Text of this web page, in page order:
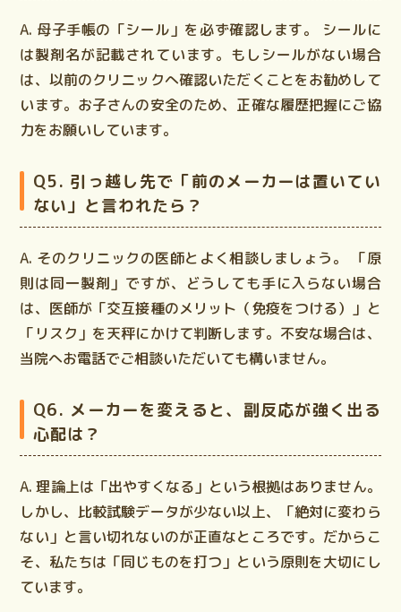
A. 母子手帳の「シール」を必ず確認します。
シールに
は製剤名が記載されています。もしシールがない場合
は、以前のクリニックへ確認いただくことをお勧めして
います。お子さんの安全のため、正確な履歴把握にご協
力をお願いしています。
Q5. 引っ越し先で「前のメーカーは置いてい
ない」と言われたら？
A. そのクリニックの医師とよく相談しましょう。
「原
則は同一製剤」ですが、どうしても手に入らない場合
は、医師が「交互接種のメリット（免疫をつける）」と
「リスク」を天秤にかけて判断します。不安な場合は、
当院へお電話でご相談いただいても構いません。
Q6. メーカーを変えると、副反応が強く出る
心配は？
A. 理論上は「出やすくなる」という根拠はありません。
しかし、比較試験データが少ない以上、「絶対に変わら
ない」と言い切れないのが正直なところです。だからこ
そ、私たちは「同じものを打つ」という原則を大切にし
ています。